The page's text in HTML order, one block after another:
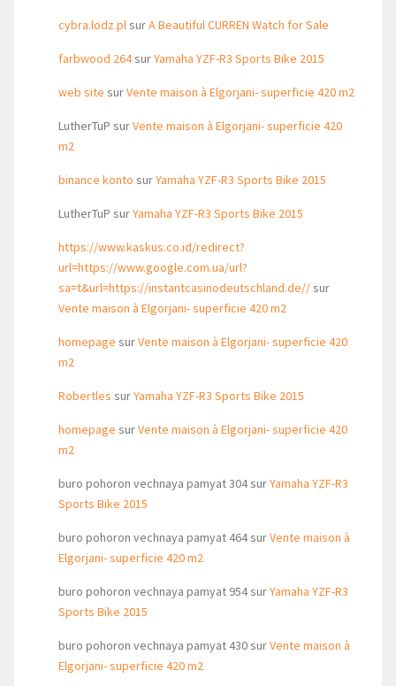
cybra.lodz.plsurA Beautiful CURREN Watch for Sale
farbwood 264surYamaha YZF-R3 Sports Bike 2015
web site surVente maison à Elgorjani- superficie 420 m2
LutherTuP surVente maison à Elgorjani- superficie 420
m2
binance konto surYamaha YZF-R3 Sports Bike 2015
LutherTuP surYamaha YZF-R3 Sports Bike 2015
https://www.kaskus.co.id/redirect?
url=https://www.google.com.ua/url?
sa=t&url=https://instantcasinodeutschland.de//sur
Vente maison à Elgorjani- superficie 420 m2
homepage surVente maison à Elgorjani- superficie 420
m2
Robertles surYamaha YZF-R3 Sports Bike 2015
homepage surVente maison à Elgorjani- superficie 420
m2
buro pohoron vechnaya pamyat 304surYamaha YZF-R3
Sports Bike 2015
buro pohoron vechnaya pamyat 464surVente maison à
Elgorjani- superficie 420 m2
buro pohoron vechnaya pamyat 954surYamaha YZF-R3
Sports Bike 2015
buro pohoron vechnaya pamyat 430surVente maison à
Elgorjani- superficie 420 m2